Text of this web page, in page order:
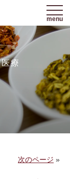
menu
療
次のページ »